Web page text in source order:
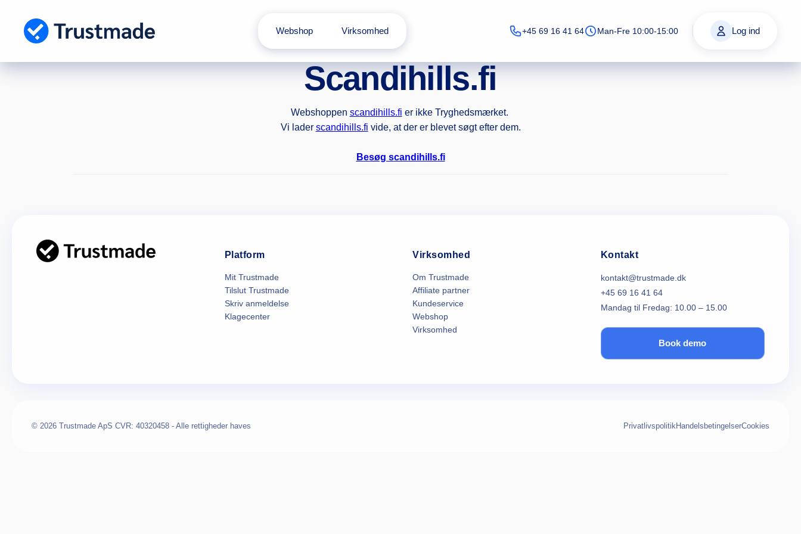
indhold
Webshop Virksomhed +45 69 16 41 64 Man-Fre 10:00-15:00 Log ind
Scandihills.fi
Webshoppen scandihills.fi er ikke Tryghedsmærket.
Vi lader scandihills.fi vide, at der er blevet søgt efter dem.
Besøg scandihills.fi
Platform
Mit Trustmade
Tilslut Trustmade
Skriv anmeldelse
Klagecenter
Virksomhed
Om Trustmade
Affiliate partner
Kundeservice
Webshop
Virksomhed
Kontakt
kontakt@trustmade.dk
+45 69 16 41 64
Mandag til Fredag: 10.00 – 15.00
Book demo
© 2026 Trustmade ApS CVR: 40320458 - Alle rettigheder haves PrivatlivspolitikHandelsbetingelserCookies